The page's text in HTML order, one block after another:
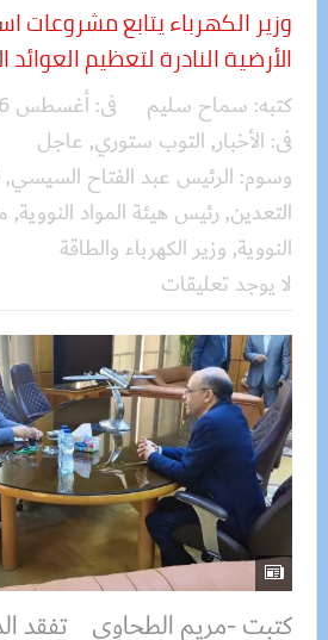
وزير الكهرباء يتابع مشروعات
الأرضية النادرة لتعظيم العوائد
كتبه: سماح سليم فى:أغسطس 06, 2026
فى: الأخبار, التوب ستوري, عاجل
وسوم: الرئيس عبد الفتاح السيسي,
التعدين, رئيس هيئة المواد النووية,
النووية, وزير الكهرباء والطاقة
لا يوجد تعليقات
كتبت -مريم الطحاوي تفقد